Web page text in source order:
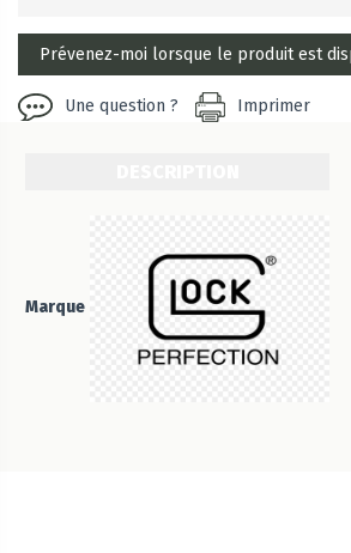
Une question ? Imprimer
Marque